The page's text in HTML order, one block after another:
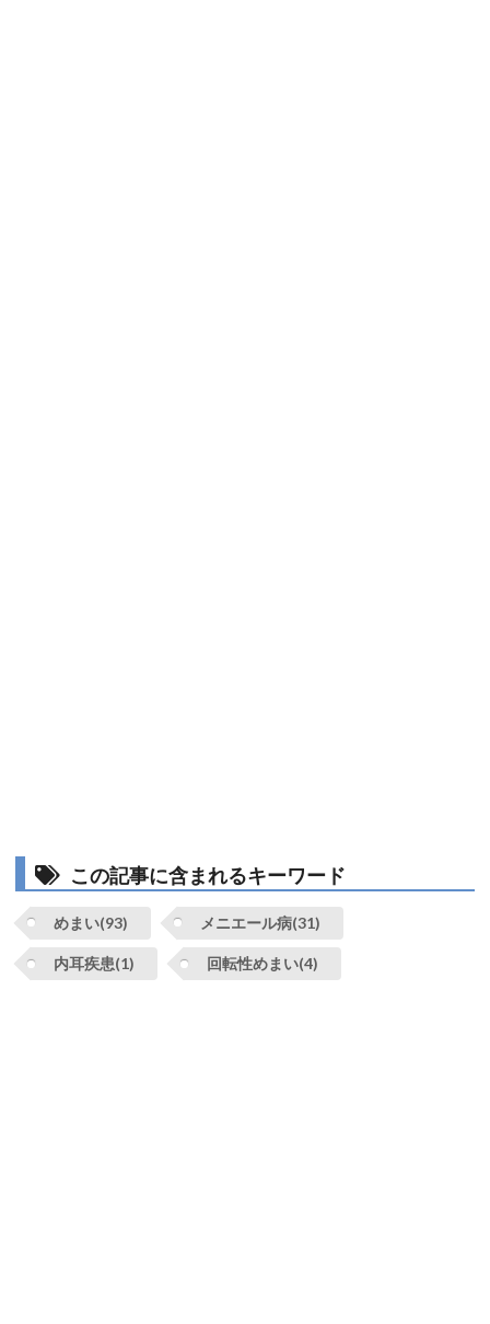
この記事に含まれるキーワード
めまい(93) メニエール病(31)
内耳疾患(1) 回転性めまい(4)